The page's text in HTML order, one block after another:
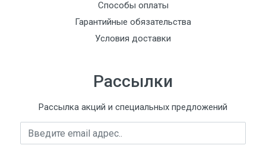
Способы оплаты
Гарантийные обязательства
Условия доставки
Рассылки
Рассылка акций и специальных предложений